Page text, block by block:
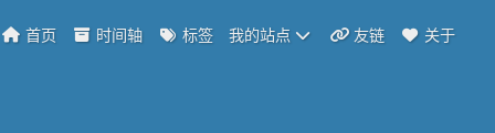
首页 时间轴 标签 我的站点 友链 关于